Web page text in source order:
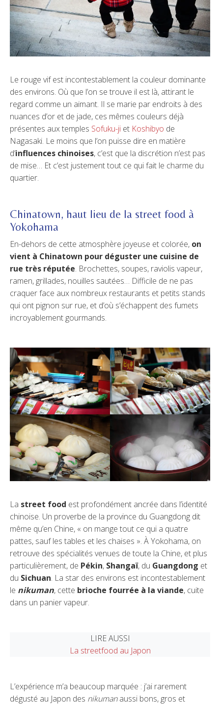
Le rouge vif est incontestablement la couleur dominante
des environs. Où que l’on se trouve il est là, attirant le
regard comme un aimant. Il se marie par endroits à des
nuances d’or et de jade, ces mêmes couleurs déjà
présentes aux temples Sofuku-ji et Koshibyo de
Nagasaki. Le moins que l’on puisse dire en matière
d’influences chinoises, c’est que la discrétion n’est pas
de mise… Et c’est justement tout ce qui fait le charme du
quartier.
Chinatown, haut lieu de la street food à
Yokohama
En-dehors de cette atmosphère joyeuse et colorée, on
vient à Chinatown pour déguster une cuisine de
rue très réputée. Brochettes, soupes, raviolis vapeur,
ramen, grillades, nouilles sautées… Difficile de ne pas
craquer face aux nombreux restaurants et petits stands
qui ont pignon sur rue, et d’où s’échappent des fumets
incroyablement gourmands.
La street food est profondément ancrée dans l’identité
chinoise. Un proverbe de la province du Guangdong dit
même qu’en Chine, « on mange tout ce qui a quatre
pattes, sauf les tables et les chaises ». À Yokohama, on
retrouve des spécialités venues de toute la Chine, et plus
particulièrement, de Pékin, Shangaï, du Guangdong et
du Sichuan. La star des environs est incontestablement
le nikuman, cette brioche fourrée à la viande, cuite
dans un panier vapeur.
LIRE AUSSI
La streetfood au Japon
L’expérience m’a beaucoup marquée : j’ai rarement
dégusté au Japon des nikumanaussi bons, gros et